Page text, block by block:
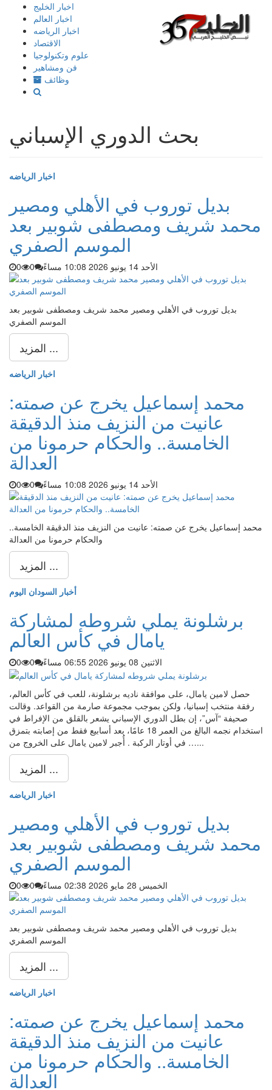
إذهب
المحتوى
اخبار الخليج
اخبار العالم
اخبار الرياضه
الاقتصاد
علوم وتكنولوجيا
فن ومشاهير
وظائف
بحث الدوري الإسباني
اخبار الرياضه
بديل توروب في الأهلي ومصير
محمد شريف ومصطفى شوبير بعد
الموسم الصفري
الأحد 14 يونيو 2026 10:08 مساءً 0
0
بديل توروب في الأهلي ومصير محمد شريف ومصطفى شوبير بعد
الموسم الصفري
المزيد ...
اخبار الرياضه
محمد إسماعيل يخرج عن صمته:
عانيت من النزيف منذ الدقيقة
الخامسة.. والحكام حرمونا من
العدالة
الأحد 14 يونيو 2026 10:08 مساءً 0
0
محمد إسماعيل يخرج عن صمته: عانيت من النزيف منذ الدقيقة الخامسة..
والحكام حرمونا من العدالة
المزيد ...
أخبار السودان اليوم
برشلونة يملي شروطه لمشاركة
يامال في كأس العالم
الاثنين 08 يونيو 2026 06:55 مساءً 0
0
حصل لامين يامال، على موافقة ناديه برشلونة، للعب في كأس العالم،
رفقة منتخب إسبانيا، ولكن بموجب مجموعة صارمة من القواعد. وقالت
صحيفة “آس”، إن بطل الدوري الإسباني يشعر بالقلق من الإفراط في
استخدام نجمه البالغ من العمر 18 عامًا، بعد أسابيع فقط من إصابته بتمزق
في أوتار الركبة . أُجبر لامين يامال على الخروج من …...
المزيد ...
اخبار الرياضه
بديل توروب في الأهلي ومصير
محمد شريف ومصطفى شوبير بعد
الموسم الصفري
الخميس 28 مايو 2026 02:38 مساءً 0
0
بديل توروب في الأهلي ومصير محمد شريف ومصطفى شوبير بعد
الموسم الصفري
المزيد ...
اخبار الرياضه
محمد إسماعيل يخرج عن صمته:
عانيت من النزيف منذ الدقيقة
الخامسة.. والحكام حرمونا من
العدالة